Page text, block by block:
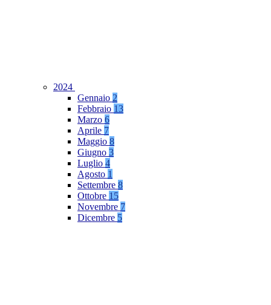
2024
Gennaio 2
Febbraio 13
Marzo 6
Aprile 7
Maggio 8
Giugno 3
Luglio 4
Agosto 1
Settembre 8
Ottobre 15
Novembre 7
Dicembre 5